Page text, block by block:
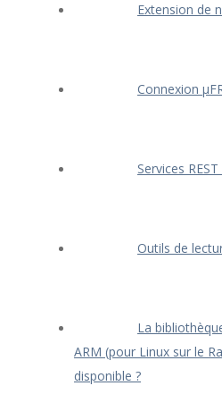
Extension de
Connexion
Services
Outils de
La
ARM (pour Linux sur le
disponible ?